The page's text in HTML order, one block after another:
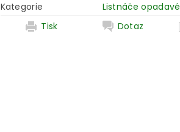
Kategorie
Listnáče opadavé
Tisk
Dotaz